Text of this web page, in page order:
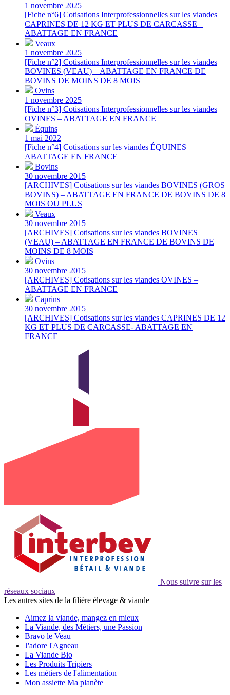
1 novembre 2025
[Fiche n°6] Cotisations Interprofessionnelles sur les viandes
CAPRINES DE 12 KG ET PLUS DE CARCASSE –
ABATTAGE EN FRANCE
Veaux
1 novembre 2025
[Fiche n°2] Cotisations Interprofessionnelles sur les viandes
BOVINES (VEAU) – ABATTAGE EN FRANCE DE
BOVINS DE MOINS DE 8 MOIS
Ovins
1 novembre 2025
[Fiche n°3] Cotisations Interprofessionnelles sur les viandes
OVINES – ABATTAGE EN FRANCE
Équins
1 mai 2022
[Fiche n°4] Cotisations sur les viandes ÉQUINES –
ABATTAGE EN FRANCE
Bovins
30 novembre 2015
[ARCHIVES] Cotisations sur les viandes BOVINES (GROS
BOVINS) – ABATTAGE EN FRANCE DE BOVINS DE 8
MOIS OU PLUS
Veaux
30 novembre 2015
[ARCHIVES] Cotisations sur les viandes BOVINES
(VEAU) – ABATTAGE EN FRANCE DE BOVINS DE
MOINS DE 8 MOIS
Ovins
30 novembre 2015
[ARCHIVES] Cotisations sur les viandes OVINES –
ABATTAGE EN FRANCE
Caprins
30 novembre 2015
[ARCHIVES] Cotisations sur les viandes CAPRINES DE 12
KG ET PLUS DE CARCASSE- ABATTAGE EN
FRANCE
Nous suivre sur les
réseaux sociaux
Les autres sites de la filière élevage & viande
Aimez la viande, mangez en mieux
La Viande, des Métiers, une Passion
Bravo le Veau
J'adore l'Agneau
La Viande Bio
Les Produits Tripiers
Les métiers de l'alimentation
Mon assiette Ma planète